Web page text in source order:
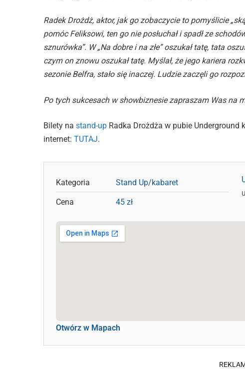
Radek Drożdż, aktor, jak go zobaczycie to pomyślicie
pomóc Feliksowi, ten go nie posłuchał i spadł ze
sznurówka”. W „Na dobre i na złe” oszukał tatę, tata
czym on znowu oszukał tatę. Myślał, że jego kariera
sezonie Belfra, stało się inaczej. Ludzie zaczęli go
Po tych sukcesach w showbiznesie zapraszam Was na
Bilety na stand-up Radka Drożdża w pubie Underground
internet: TUTAJ.
Kategoria Stand Up/kabaret
Cena 45 zł
Otwórz w Mapach